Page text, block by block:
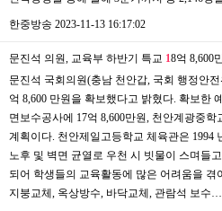
한중방송 2023-11-13 16:17:02
문진석 의원, 교육부 하반기 특교 18억 8,600
문진석 국회의원(충남 천안갑, 국회 행정안
억 8,600 만원을 확보했다고 밝혔다. 확보한
면보수공사에 17억 8,600만원, 천안계광중
계획이다. 천안제일고등학교 체육관은 1994
노후 및 벽면 균열로 우천 시 빗물이 스며들
되어 학생들의 교육활동에 많은 어려움을
지붕교체, 옥상방수, 바닥교체, 관람석 보수…